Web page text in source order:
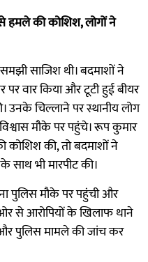
हमले की कोशिश, लोगों ने
साजिश थी। बदमाशों ने
वार किया और टूटी हुई बीयर
चिल्लाने पर स्थानीय लोग
मौके पर पहुंचे। रूप कुमार
कोशिश की, तो बदमाशों ने
भी मारपीट की।
पुलिस मौके पर पहुंची और
ओर से आरोपियों के खिलाफ थाने
पुलिस मामले की जांच कर